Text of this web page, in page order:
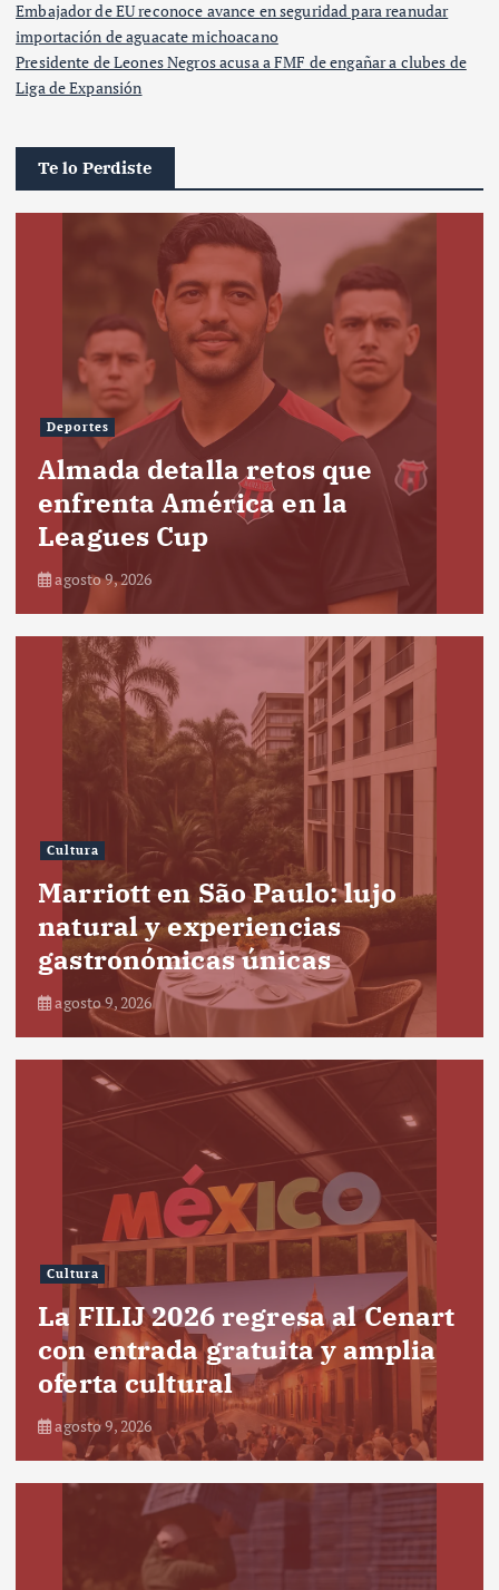
Embajador de EU reconoce avance en seguridad para reanudar
importación de aguacate michoacano
Presidente de Leones Negros acusa a FMF de engañar a clubes de
Liga de Expansión
Te lo Perdiste
Deportes
Almada detalla retos que
enfrenta América en la
Leagues Cup
agosto 9, 2026
Cultura
Marriott en São Paulo: lujo
natural y experiencias
gastronómicas únicas
agosto 9, 2026
Cultura
La FILIJ 2026 regresa al Cenart
con entrada gratuita y amplia
oferta cultural
agosto 9, 2026